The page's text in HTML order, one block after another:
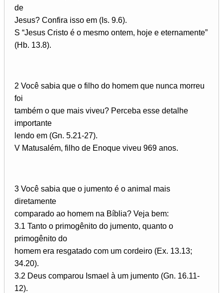
de
Jesus? Confira isso em (Is. 9.6).
S “Jesus Cristo é o mesmo ontem, hoje e eternamente”
(Hb. 13.8).
2 Você sabia que o filho do homem que nunca morreu
foi
também o que mais viveu? Perceba esse detalhe
importante
lendo em (Gn. 5.21-27).
V Matusalém, filho de Enoque viveu 969 anos.
3 Você sabia que o jumento é o animal mais
diretamente
comparado ao homem na Bíblia? Veja bem:
3.1 Tanto o primogênito do jumento, quanto o
primogênito do
homem era resgatado com um cordeiro (Ex. 13.13;
34.20).
3.2 Deus comparou Ismael à um jumento (Gn. 16.11-
12).